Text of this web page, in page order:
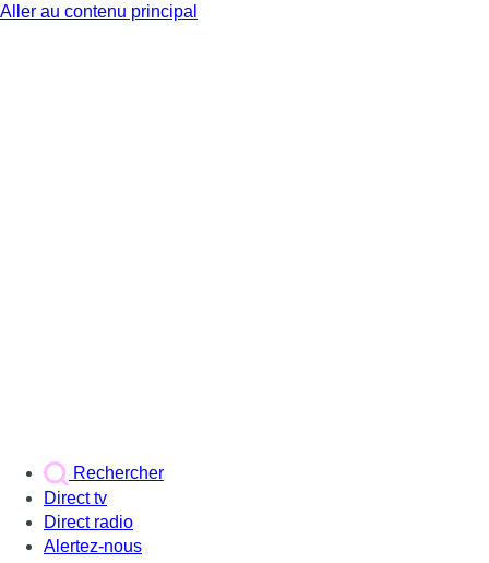
Aller au contenu principal
Rechercher
Direct tv
Direct radio
Alertez-nous